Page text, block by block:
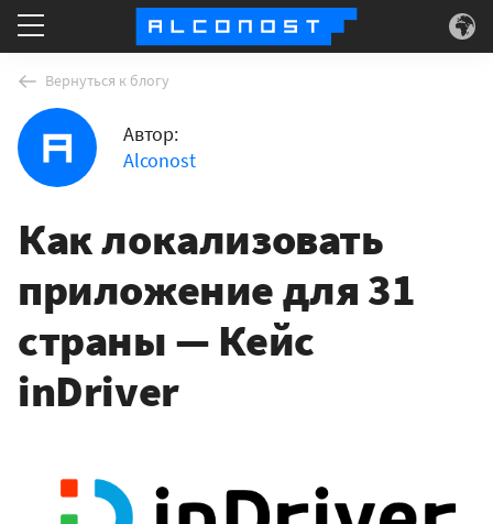
Что делаем
Для кого
Вернуться к блогу
Автор:
Alconost
Как локализовать
приложение для 31
страны — Кейс
inDriver